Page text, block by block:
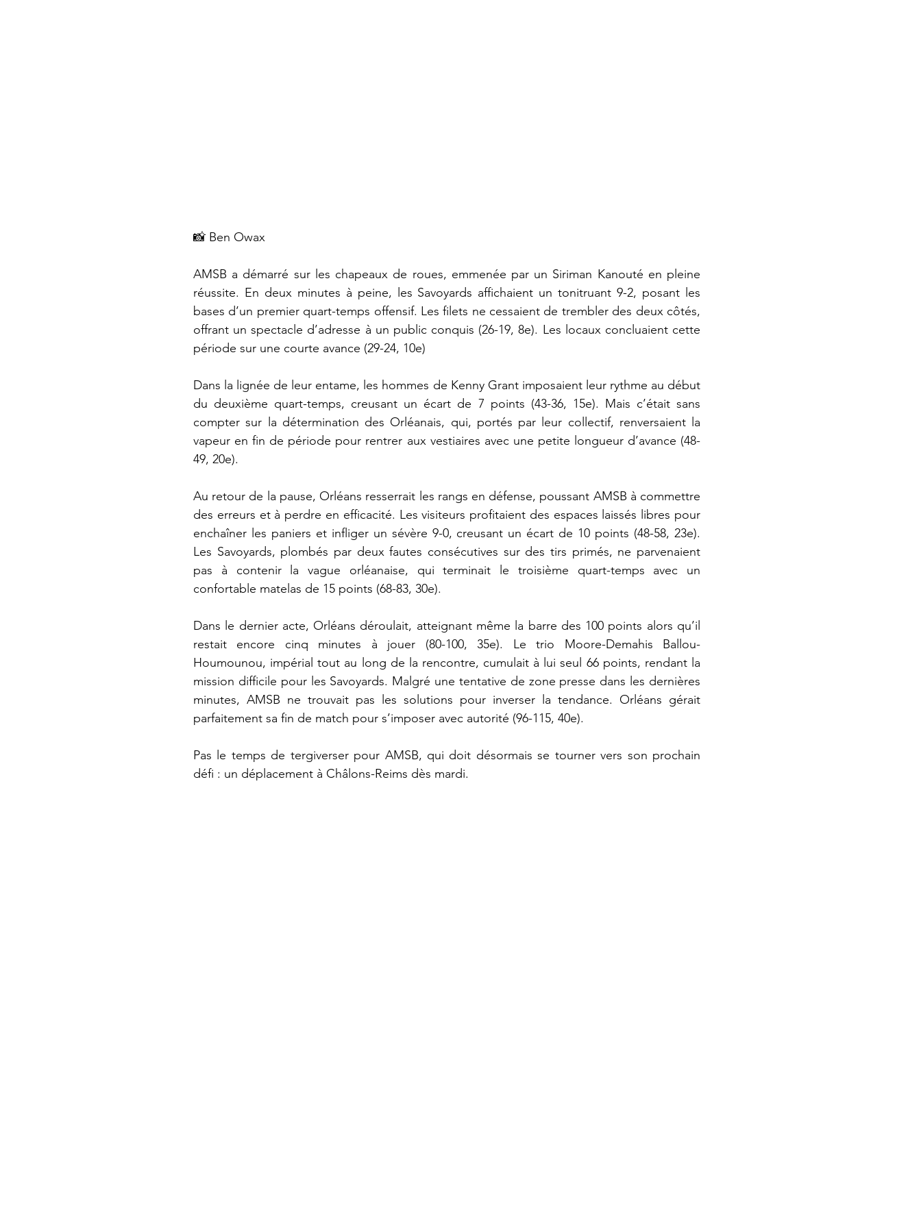
📸 Ben Owax
AMSB a démarré sur les chapeaux de roues, emmenée par un Siriman Kanouté en pleine
réussite. En deux minutes à peine, les Savoyards affichaient un tonitruant 9-2, posant les
bases d’un premier quart-temps offensif. Les filets ne cessaient de trembler des deux côtés,
offrant un spectacle d’adresse à un public conquis (26-19, 8e). Les locaux concluaient cette
période sur une courte avance (29-24, 10e)
Dans la lignée de leur entame, les hommes de Kenny Grant imposaient leur rythme au début
du deuxième quart-temps, creusant un écart de 7 points (43-36, 15e). Mais c’était sans
compter sur la détermination des Orléanais, qui, portés par leur collectif, renversaient la
vapeur en fin de période pour rentrer aux vestiaires avec une petite longueur d’avance (48-
49, 20e).
Au retour de la pause, Orléans resserrait les rangs en défense, poussant AMSB à commettre
des erreurs et à perdre en efficacité. Les visiteurs profitaient des espaces laissés libres pour
enchaîner les paniers et infliger un sévère 9-0, creusant un écart de 10 points (48-58, 23e).
Les Savoyards, plombés par deux fautes consécutives sur des tirs primés, ne parvenaient
pas à contenir la vague orléanaise, qui terminait le troisième quart-temps avec un
confortable matelas de 15 points (68-83, 30e).
Dans le dernier acte, Orléans déroulait, atteignant même la barre des 100 points alors qu’il
restait encore cinq minutes à jouer (80-100, 35e). Le trio Moore-Demahis Ballou-
Houmounou, impérial tout au long de la rencontre, cumulait à lui seul 66 points, rendant la
mission difficile pour les Savoyards. Malgré une tentative de zone presse dans les dernières
minutes, AMSB ne trouvait pas les solutions pour inverser la tendance. Orléans gérait
parfaitement sa fin de match pour s’imposer avec autorité (96-115, 40e).
Pas le temps de tergiverser pour AMSB, qui doit désormais se tourner vers son prochain
défi : un déplacement à Châlons-Reims dès mardi.